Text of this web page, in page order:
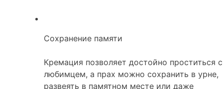
Сохранение памяти
Кремация позволяет достойно проститься с
любимцем, а прах можно сохранить в урне,
развеять в памятном месте или даже